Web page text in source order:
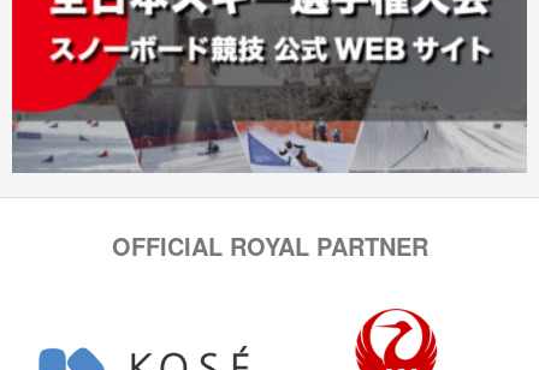
OFFICIAL ROYAL PARTNER